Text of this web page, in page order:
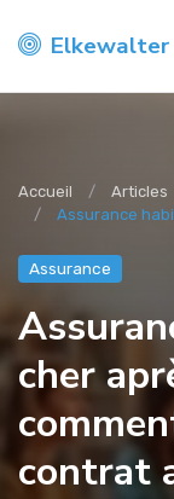
Elkewalter
Accueil Articles
Assurance
Assurance
cher
contrat